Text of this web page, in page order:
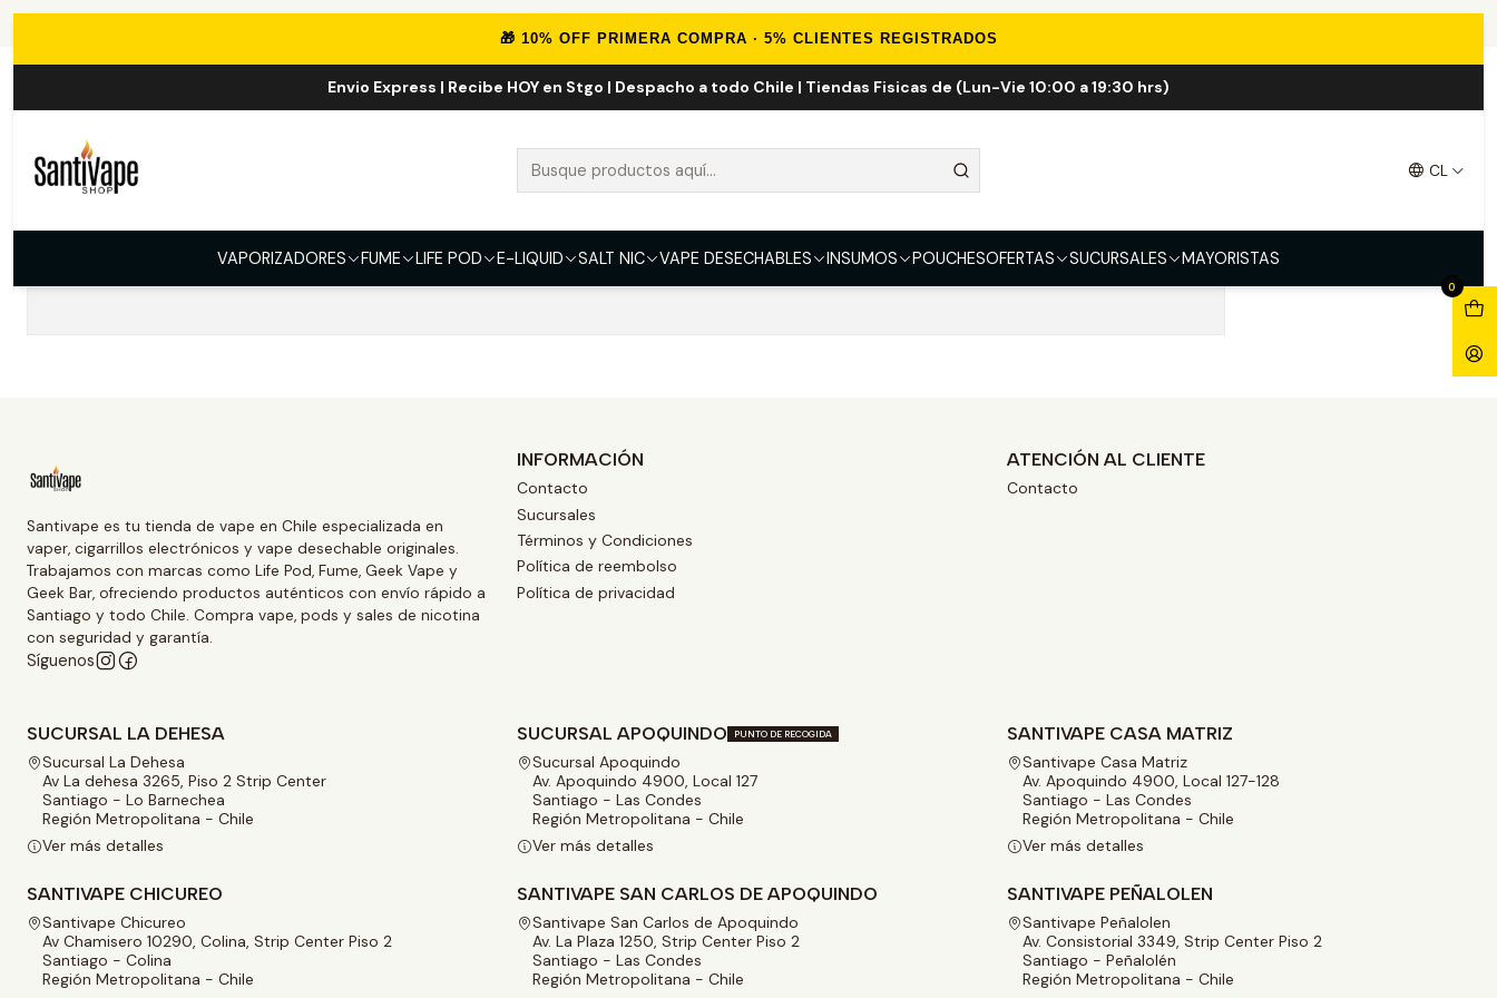
🎁 10% OFF PRIMERA COMPRA · 5% CLIENTES REGISTRADOS
Envio Express | Recibe HOY en Stgo | Despacho a todo Chile | Tiendas Fisicas de (Lun-Vie 10:00 a 19:30 hrs)
CL
VAPORIZADORES FUME LIFE POD E-LIQUID SALT NIC VAPE DESECHABLES INSUMOS POUCHESOFERTAS SUCURSALES MAYORISTAS
0
Fuel Vape 100ml
Santivape es tu tienda de vape en Chile especializada en
vaper, cigarrillos electrónicos y vape desechable originales.
Trabajamos con marcas como Life Pod, Fume, Geek Vape y
Geek Bar, ofreciendo productos auténticos con envío rápido a
Santiago y todo Chile. Compra vape, pods y sales de nicotina
con seguridad y garantía.
Síguenos
INFORMACIÓN
Contacto
Sucursales
Términos y Condiciones
Política de reembolso
Política de privacidad
ATENCIÓN AL CLIENTE
Contacto
SUCURSAL LA DEHESA
Sucursal La Dehesa
Av La dehesa 3265, Piso 2 Strip Center
Santiago - Lo Barnechea
Región Metropolitana - Chile
Ver más detalles
SUCURSAL APOQUINDO PUNTO DE RECOGIDA
Sucursal Apoquindo
Av. Apoquindo 4900, Local 127
Santiago - Las Condes
Región Metropolitana - Chile
Ver más detalles
SANTIVAPE CASA MATRIZ
Santivape Casa Matriz
Av. Apoquindo 4900, Local 127-128
Santiago - Las Condes
Región Metropolitana - Chile
Ver más detalles
SANTIVAPE CHICUREO
Santivape Chicureo
Av Chamisero 10290, Colina, Strip Center Piso 2
Santiago - Colina
Región Metropolitana - Chile
SANTIVAPE SAN CARLOS DE APOQUINDO
Santivape San Carlos de Apoquindo
Av. La Plaza 1250, Strip Center Piso 2
Santiago - Las Condes
Región Metropolitana - Chile
SANTIVAPE PEÑALOLEN
Santivape Peñalolen
Av. Consistorial 3349, Strip Center Piso 2
Santiago - Peñalolén
Región Metropolitana - Chile